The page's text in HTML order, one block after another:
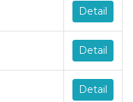
Detail
Detail
Detail